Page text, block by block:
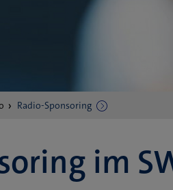
Radio-Sponsoring
im